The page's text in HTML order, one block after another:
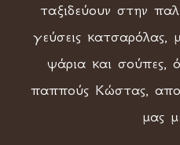
ταξιδεύουν στην
γεύσεις κατσαρόλας,
ψάρια και σούπες,
παππούς Κώστας,
μας